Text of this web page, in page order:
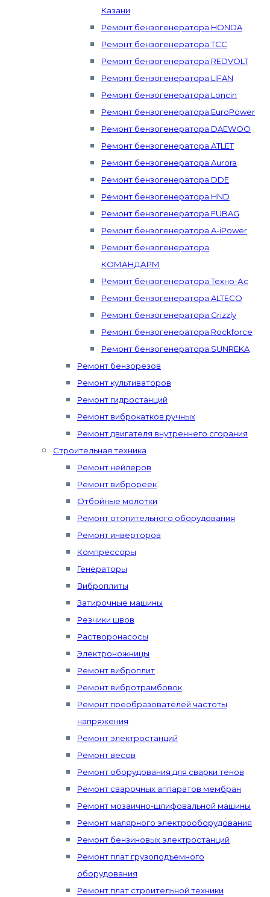
Казани
Ремонт бензогенератора HONDA
Ремонт бензогенератора ТСС
Ремонт бензогенератора REDVOLT
Ремонт бензогенератора LIFAN
Ремонт бензогенератора Loncin
Ремонт бензогенератора EuroPower
Ремонт бензогенератора DAEWOO
Ремонт бензогенератора ATLET
Ремонт бензогенератора Aurora
Ремонт бензогенератора DDE
Ремонт бензогенератора HND
Ремонт бензогенератора FUBAG
Ремонт бензогенератора A-iPower
Ремонт бензогенератора
КОМАНДАРМ
Ремонт бензогенератора Техно-Ас
Ремонт бензогенератора ALTECO
Ремонт бензогенератора Grizzly
Ремонт бензогенератора Rockforce
Ремонт бензогенератора SUNREKA
Ремонт бензорезов
Ремонт культиваторов
Ремонт гидростанций
Ремонт виброкатков ручных
Ремонт двигателя внутреннего сгорания
Строительная техника
Ремонт нейлеров
Ремонт виброреек
Отбойные молотки
Ремонт отопительного оборудования
Ремонт инверторов
Компрессоры
Генераторы
Виброплиты
Затирочные машины
Резчики швов
Растворонасосы
Электроножницы
Ремонт виброплит
Ремонт вибротрамбовок
Ремонт преобразователей частоты
напряжения
Ремонт электростанций
Ремонт весов
Ремонт оборудования для сварки тенов
Ремонт сварочных аппаратов мембран
Ремонт мозаично-шлифовальной машины
Ремонт малярного электрооборудования
Ремонт бензиновых электростанций
Ремонт плат грузоподъемного
оборудования
Ремонт плат строительной техники